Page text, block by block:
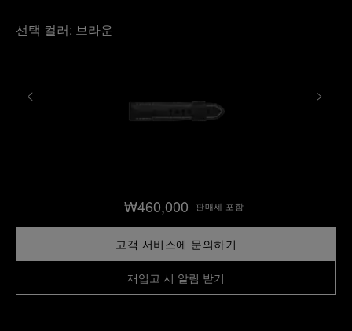
선택 컬러: 브라운
₩460,000 판매세 포함
고객 서비스에 문의하기
재입고 시 알림 받기